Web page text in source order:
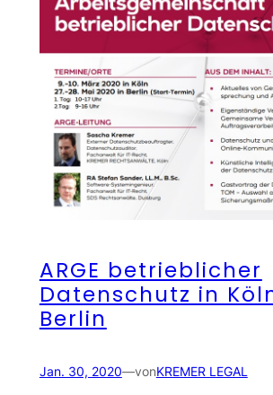
ARGE betrieblicher
Datenschutz in
Berlin
Jan. 30, 2020—vonKREMER LEGAL